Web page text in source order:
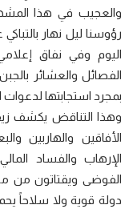
والعجيب في هذا
رؤوسنا ليل نهار
اليوم وفي نفاق
الفصائل والعشائر
بمجرد استجابتها لدعوات
وهذا التناقض يكشف
الأفاقين والهاربين
الإرهاب والفساد
الفوضى ويقتاتون من
دولة قوية ولا سلاحاً